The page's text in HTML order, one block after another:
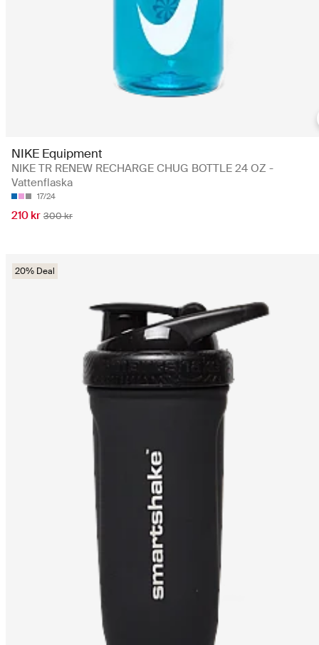
NIKE Equipment
NIKE TR RENEW RECHARGE CHUG BOTTLE 24 OZ -
Vattenflaska
17/24
210 kr 300 kr
20% Deal